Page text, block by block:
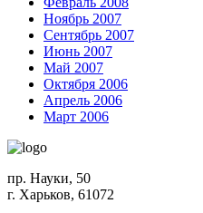
Ноябрь 2007
Сентябрь 2007
Июнь 2007
Май 2007
Октября 2006
Апрель 2006
Март 2006
пр. Науки, 50
г. Харьков, 61072